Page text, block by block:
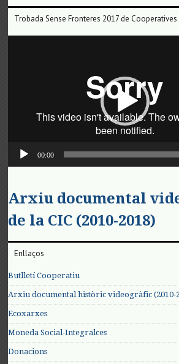
Trobada Sense Fronteres 2017 de
00:00
Arxiu documental
de la CIC (2010-2018)
Enllaços
Butlletí Cooperatiu
Arxiu documental històric videogràfic (2010-
Ecoxarxes
Moneda Social-Integralces
Donacions